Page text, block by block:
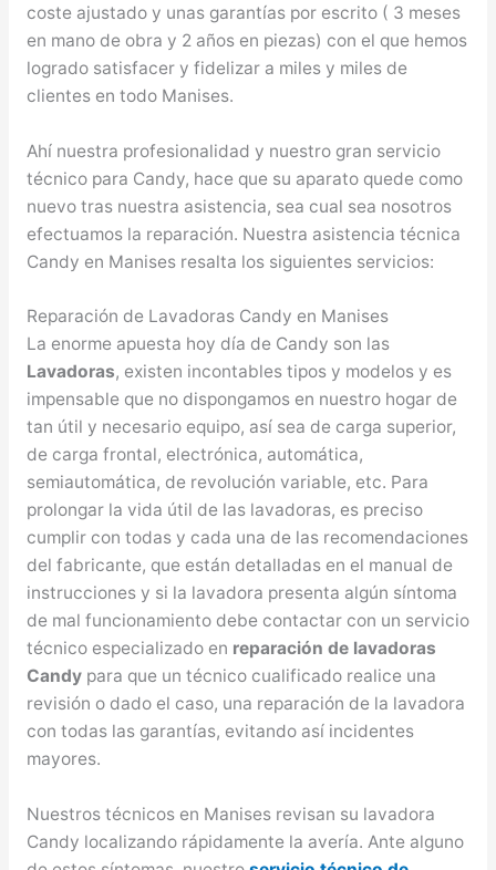
coste ajustado y unas garantías por escrito ( 3 meses
en mano de obra y 2 años en piezas) con el que hemos
logrado satisfacer y fidelizar a miles y miles de
clientes en todo Manises.
Ahí nuestra profesionalidad y nuestro gran servicio
técnico para Candy, hace que su aparato quede como
nuevo tras nuestra asistencia, sea cual sea nosotros
efectuamos la reparación. Nuestra asistencia técnica
Candy en Manises resalta los siguientes servicios:
Reparación de Lavadoras Candy en Manises
La enorme apuesta hoy día de Candy son las
Lavadoras, existen incontables tipos y modelos y es
impensable que no dispongamos en nuestro hogar de
tan útil y necesario equipo, así sea de carga superior,
de carga frontal, electrónica, automática,
semiautomática, de revolución variable, etc. Para
prolongar la vida útil de las lavadoras, es preciso
cumplir con todas y cada una de las recomendaciones
del fabricante, que están detalladas en el manual de
instrucciones y si la lavadora presenta algún síntoma
de mal funcionamiento debe contactar con un servicio
técnico especializado en reparación de lavadoras
Candypara que un técnico cualificado realice una
revisión o dado el caso, una reparación de la lavadora
con todas las garantías, evitando así incidentes
mayores.
Nuestros técnicos en Manises revisan su lavadora
Candy localizando rápidamente la avería. Ante alguno